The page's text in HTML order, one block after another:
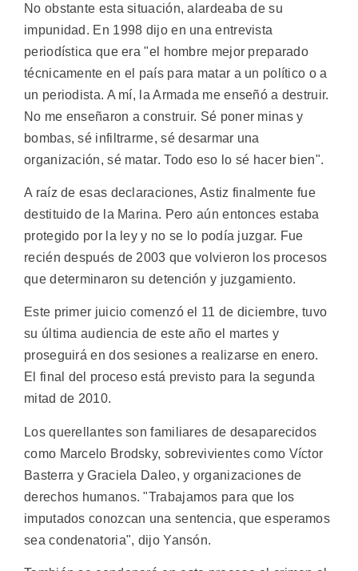
No obstante esta situación, alardeaba de su
impunidad. En 1998 dijo en una entrevista
periodística que era "el hombre mejor preparado
técnicamente en el país para matar a un político o a
un periodista. A mí, la Armada me enseñó a destruir.
No me enseñaron a construir. Sé poner minas y
bombas, sé infiltrarme, sé desarmar una
organización, sé matar. Todo eso lo sé hacer bien".
A raíz de esas declaraciones, Astiz finalmente fue
destituido de la Marina. Pero aún entonces estaba
protegido por la ley y no se lo podía juzgar. Fue
recién después de 2003 que volvieron los procesos
que determinaron su detención y juzgamiento.
Este primer juicio comenzó el 11 de diciembre, tuvo
su última audiencia de este año el martes y
proseguirá en dos sesiones a realizarse en enero.
El final del proceso está previsto para la segunda
mitad de 2010.
Los querellantes son familiares de desaparecidos
como Marcelo Brodsky, sobrevivientes como Víctor
Basterra y Graciela Daleo, y organizaciones de
derechos humanos. "Trabajamos para que los
imputados conozcan una sentencia, que esperamos
sea condenatoria", dijo Yansón.